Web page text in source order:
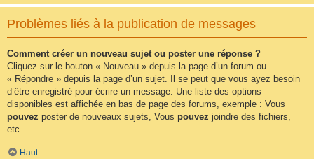
Problèmes liés à la publication de messages
Comment créer un nouveau sujet ou poster une réponse ?
Cliquez sur le bouton « Nouveau » depuis la page d’un forum ou
« Répondre » depuis la page d’un sujet. Il se peut que vous ayez besoin
d’être enregistré pour écrire un message. Une liste des options
disponibles est affichée en bas de page des forums, exemple : Vous
pouvez poster de nouveaux sujets, Vous pouvez joindre des fichiers,
etc.
Haut